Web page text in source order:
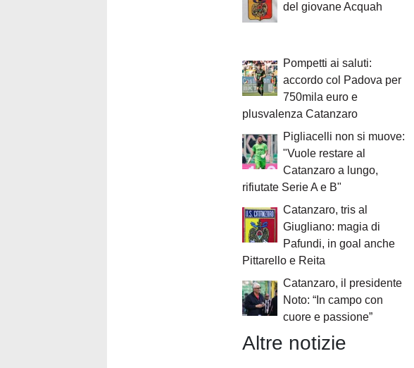
del giovane Acquah
Pompetti ai saluti:
accordo col Padova per
750mila euro e
plusvalenza Catanzaro
Pigliacelli non si muove:
"Vuole restare al
Catanzaro a lungo,
rifiutate Serie A e B"
Catanzaro, tris al
Giugliano: magia di
Pafundi, in goal anche
Pittarello e Reita
Catanzaro, il presidente
Noto: “In campo con
cuore e passione”
Altre notizie